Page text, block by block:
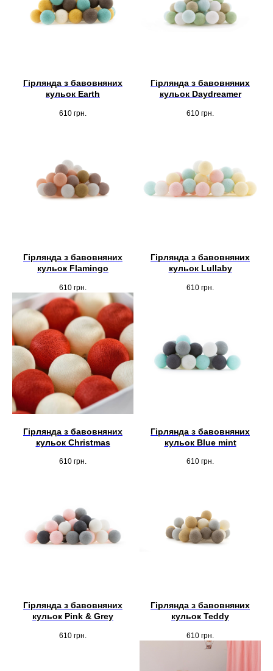
Гірлянда з бавовняних
кульок Earth
610 грн.
Гірлянда з бавовняних
кульок Daydreamer
610 грн.
Гірлянда з бавовняних
кульок Flamingo
610 грн.
Гірлянда з бавовняних
кульок Lullaby
610 грн.
Гірлянда з бавовняних
кульок Christmas
610 грн.
Гірлянда з бавовняних
кульок Blue mint
610 грн.
Гірлянда з бавовняних
кульок Pink & Grey
610 грн.
Гірлянда з бавовняних
кульок Teddy
610 грн.
Шоурум
Записатися